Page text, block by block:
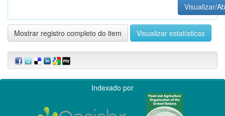
Visualizar/
Mostrar registro completo do item Visualizar estatísticas
Indexado por